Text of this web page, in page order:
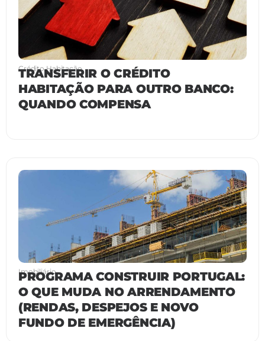
Crédito Habitação
TRANSFERIR O CRÉDITO
HABITAÇÃO PARA OUTRO BANCO:
QUANDO COMPENSA
Imobiliário
PROGRAMA CONSTRUIR PORTUGAL:
O QUE MUDA NO ARRENDAMENTO
(RENDAS, DESPEJOS E NOVO
FUNDO DE EMERGÊNCIA)